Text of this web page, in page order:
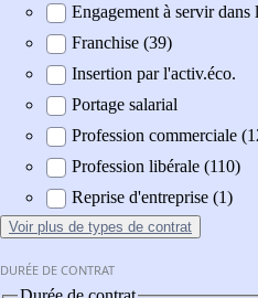
Engagement à servir dans
Franchise (39)
Insertion par l'activ.éco.
Portage salarial
Profession commerciale
Profession libérale (110)
Reprise d'entreprise (1)
Voir plus de types de contrat
DURÉE DE CONTRAT